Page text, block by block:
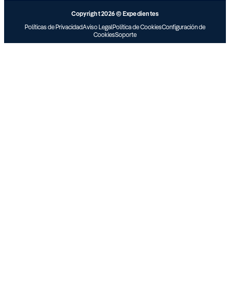
Copyright 2026 © Expedientes
Políticas de PrivacidadAviso LegalPolítica de CookiesConfiguración de
CookiesSoporte